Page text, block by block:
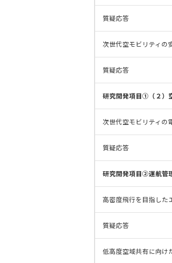
質疑応答
次世代空モビリティの
質疑応答
研究開発項目①（２）
次世代空モビリティの
質疑応答
研究開発項目②運航管
高密度飛行を目指した
質疑応答
低高度空域共有に向け